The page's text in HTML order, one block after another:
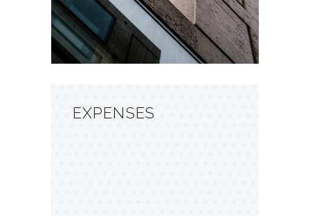
Aenean imperdiet. Etiam ultricies
nisi vel augue ultri.
EXPENSES